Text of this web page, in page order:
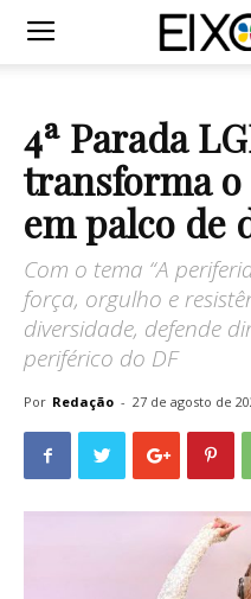
4ª Parada
transforma o
em palco de
Com o tema “A
força, orgulho e
diversidade, defende
periférico do DF
Por Redação - 27 de agosto de